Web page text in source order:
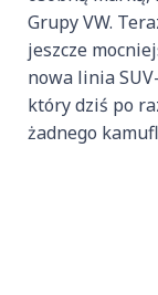
Grupy VW.
jeszcze
nowa linia
który dziś po
żadnego